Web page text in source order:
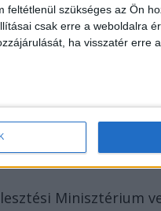
feltétlenül szükséges az Ön
csak erre a weboldalra
ha visszatér erre
Minisztérium